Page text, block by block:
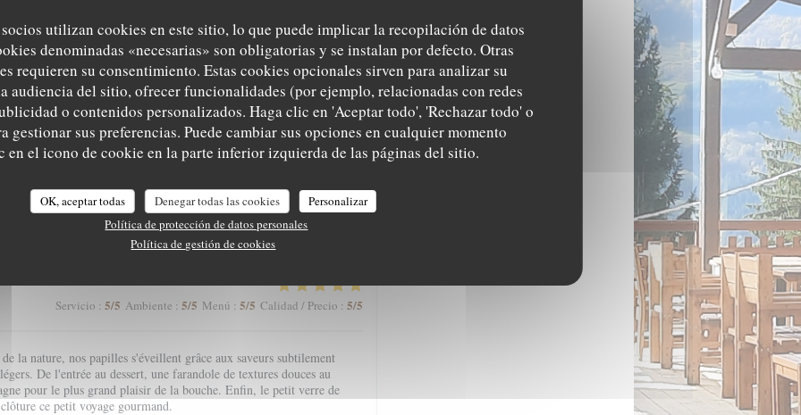
utilizan cookies en este sitio, lo que puede implicar la recopilación de datos
denominadas «necesarias» son obligatorias y se instalan por defecto. Otras
requieren su consentimiento. Estas cookies opcionales sirven para analizar su
audiencia del sitio, ofrecer funcionalidades (por ejemplo, relacionadas con redes
o contenidos personalizados. Haga clic en 'Aceptar todo', 'Rechazar todo' o
gestionar sus preferencias. Puede cambiar sus opciones en cualquier momento
en el icono de cookie en la parte inferior izquierda de las páginas del sitio.
OK, aceptar todas Denegar todas las cookies
Personalizar
Política de protección de datos personales
Política de gestión de cookies
carte qui nous régale toujours. Une mention spéciale aux pâtisseries qui
Servicio : Ambiente Menú : /5 Calidad / Precio: 4/5
nature avec une magnifique vue, l’Aigle Blanche vous offre une
et pièce de vieux fondante par exemple). Service agréable. Et petite
à la fin, à goûter impérativement !
Servicio : 5/5 Ambiente : 5/5 Menú : 5/5 Calidad / Precio : 5/5
la nature, nos papilles s'éveillent grâce aux saveurs subtilement
De l'entrée au dessert, une farandole de textures douces au
pour le plus grand plaisir de la bouche. Enfin, le petit verre de
ce petit voyage gourmand.